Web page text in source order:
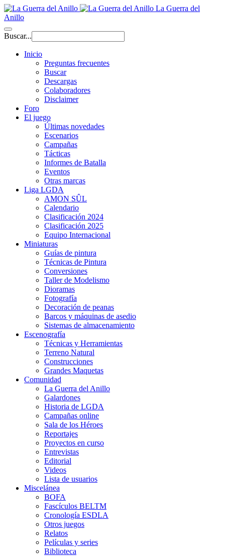
La Guerra del
Anillo
Buscar...
Inicio
Preguntas frecuentes
Buscar
Descargas
Colaboradores
Disclaimer
Foro
El juego
Últimas novedades
Escenarios
Campañas
Tácticas
Informes de Batalla
Eventos
Otras marcas
Liga LGDA
AMON SÛL
Calendario
Clasificación 2024
Clasificación 2025
Equipo Internacional
Miniaturas
Guías de pintura
Técnicas de Pintura
Conversiones
Taller de Modelismo
Dioramas
Fotografía
Decoración de peanas
Barcos y máquinas de asedio
Sistemas de almacenamiento
Escenografía
Técnicas y Herramientas
Terreno Natural
Construcciones
Grandes Maquetas
Comunidad
La Guerra del Anillo
Galardones
Historia de LGDA
Campañas online
Sala de los Héroes
Reportajes
Proyectos en curso
Entrevistas
Editorial
Videos
Lista de usuarios
Miscelánea
BOFA
Fascículos BELTM
Cronología ESDLA
Otros juegos
Relatos
Películas y series
Biblioteca